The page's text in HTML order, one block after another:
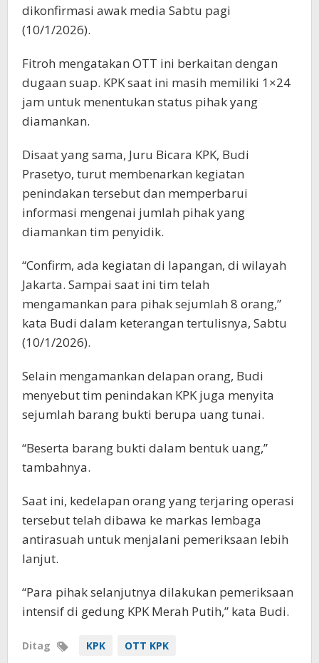
dikonfirmasi awak media Sabtu pagi
(10/1/2026).
Fitroh mengatakan OTT ini berkaitan dengan
dugaan suap. KPK saat ini masih memiliki 1×24
jam untuk menentukan status pihak yang
diamankan.
Disaat yang sama, Juru Bicara KPK, Budi
Prasetyo, turut membenarkan kegiatan
penindakan tersebut dan memperbarui
informasi mengenai jumlah pihak yang
diamankan tim penyidik.
“Confirm, ada kegiatan di lapangan, di wilayah
Jakarta. Sampai saat ini tim telah
mengamankan para pihak sejumlah 8 orang,”
kata Budi dalam keterangan tertulisnya, Sabtu
(10/1/2026).
Selain mengamankan delapan orang, Budi
menyebut tim penindakan KPK juga menyita
sejumlah barang bukti berupa uang tunai.
“Beserta barang bukti dalam bentuk uang,”
tambahnya.
Saat ini, kedelapan orang yang terjaring operasi
tersebut telah dibawa ke markas lembaga
antirasuah untuk menjalani pemeriksaan lebih
lanjut.
“Para pihak selanjutnya dilakukan pemeriksaan
intensif di gedung KPK Merah Putih,” kata Budi.
Ditag KPK OTT KPK